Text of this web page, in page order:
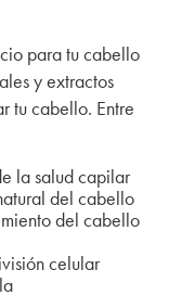
para tu cabello
y extractos
tu cabello. Entre
la salud capilar
del cabello
del cabello
celular